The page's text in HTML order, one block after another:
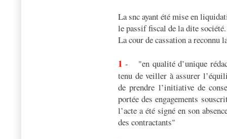
La snc ayant été mise en
le passif fiscal de la dite société.
La cour de cassation a reconnu
1 - "en qualité d’unique
tenu de veiller à assurer
de prendre l’initiative de
portée des engagements
l’acte a été signé en son
des contractants"